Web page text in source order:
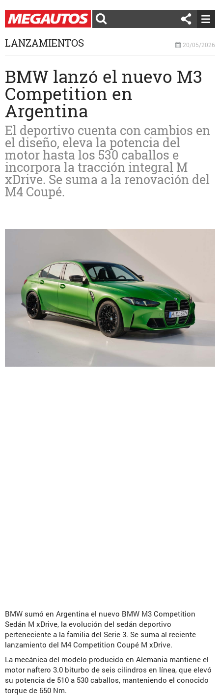
LANZAMIENTOS 20/05/2026
BMW lanzó el nuevo M3
Competition en
Argentina
El deportivo cuenta con cambios en
el diseño, eleva la potencia del
motor hasta los 530 caballos e
incorpora la tracción integral M
xDrive. Se suma a la renovación del
M4 Coupé.
BMW sumó en Argentina el nuevo BMW M3 Competition
Sedán M xDrive, la evolución del sedán deportivo
perteneciente a la familia del Serie 3. Se suma al reciente
lanzamiento del M4 Competition Coupé M xDrive.
La mecánica del modelo producido en Alemania mantiene el
motor naftero 3.0 biturbo de seis cilindros en línea, que elevó
su potencia de 510 a 530 caballos, manteniendo el conocido
torque de 650 Nm.